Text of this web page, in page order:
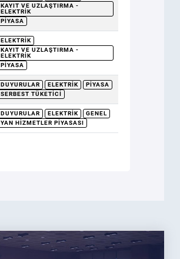
KAYIT VE UZLAŞTIRMA -
ELEKTRIK
PIYASA
ELEKTRIK
KAYIT VE UZLAŞTIRMA -
ELEKTRIK
PIYASA
DUYURULAR ELEKTRIK
PIYASA
SERBEST TÜKETICI
DUYURULAR ELEKTRIK
GENEL
YAN HIZMETLER PIYASASI